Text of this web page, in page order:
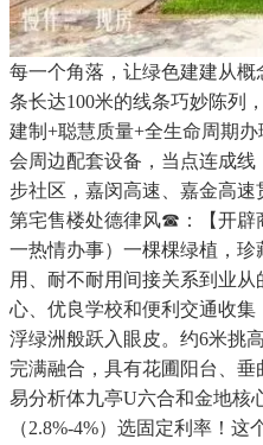
每一个角落，让绿色建建从
条长达100米的线条巧妙陈列
建制+聪慧质量+全生命周期
会周边配套设备，当点连成
步社区，嘉闵高速、嘉金高速
第宅售楼处德律风☎：【开辟
一热情办事）一棵棵绿植，
用、耐不耐用间接关系到业
心、优良学校和便利交通收集
浮绿洲般跃入眼皮。约6米挑
完满融合，具有花圃阳台、
易分析体九亭U六合和金地核
（2.8%-4%）选固定利率！